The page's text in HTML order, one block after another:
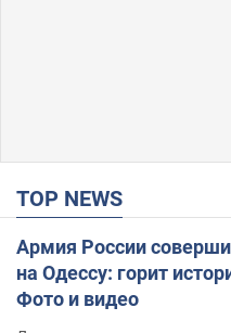
TOP NEWS
Армия России
на Одессу: горит
Фото и видео